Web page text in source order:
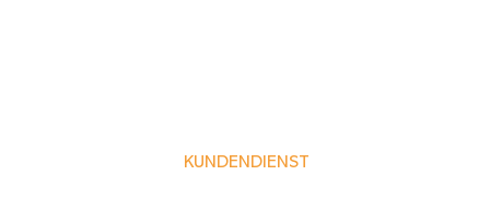
KUNDENDIENST